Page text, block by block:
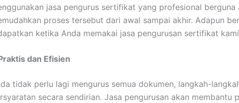
jasa pengurus sertifikat yang profesional berguna
proses tersebut dari awal sampai akhir. Adapun
ketika Anda memakai jasa pengurusan sertifikat
dan Efisien
tidak perlu lagi mengurus semua dokumen, langkah-
secara sendirian. Jasa pengurusan akan membantu